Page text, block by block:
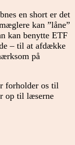
en short er det
kan ”låne”
kan benytte ETF
– til at afdække
på
forholder os til
op til læserne